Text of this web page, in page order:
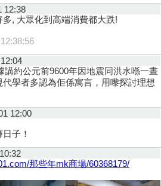
12:38
, 大眾化到高端消費都大跌!
講約公元前9600年因地震同洪水喺一晝
學者多認為佢係寓言，用嚟探討理想
12:00
子！
那些年mk商場/60368179/